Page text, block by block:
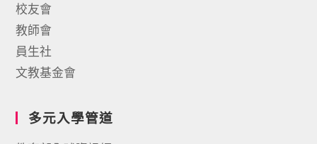
校友會
教師會
員生社
文教基金會
多元入學管道